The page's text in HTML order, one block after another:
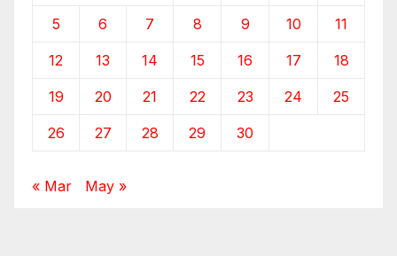
5 6 7 8 9 10 11
12 13 14 15 16 17 18
19 20 21 22 23 24 25
26 27 28 29 30
« Mar May »